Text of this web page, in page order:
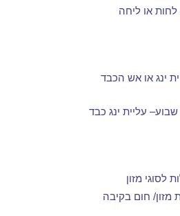
לחות או ליחה
ינג או אש הכבד
שבוע– עליית ינג כבד
לסוגי מזון
מזון/ חום בקיבה